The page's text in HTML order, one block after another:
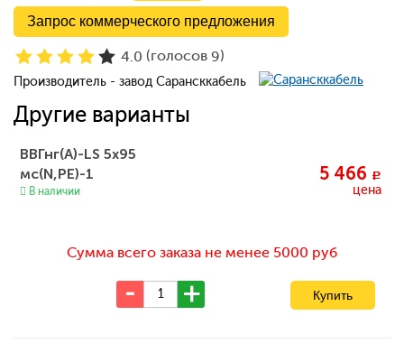
Запрос коммерческого предложения
4.0 (голосов 9)
Производитель - завод Сарансккабель
Другие варианты
ВВГнг(А)-LS 5x95
мс(N,PE)-1
В наличии
5 466 c
цена
Сумма всего заказа не менее 5000 руб